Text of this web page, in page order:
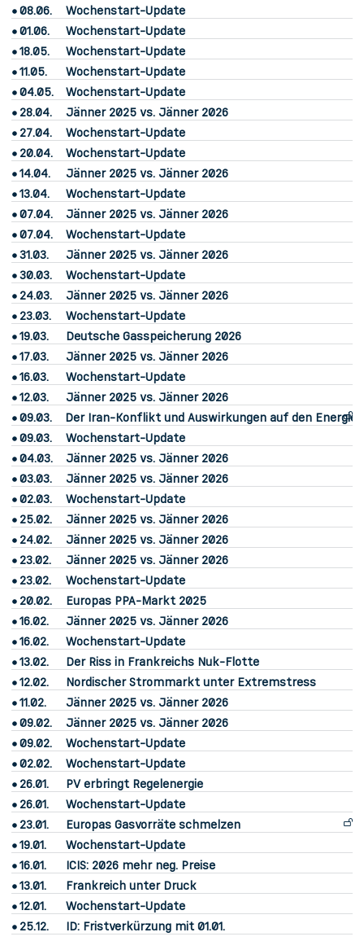
08.06.
Wochenstart-Update
01.06.
Wochenstart-Update
18.05.
Wochenstart-Update
11.05.
Wochenstart-Update
04.05.
Wochenstart-Update
28.04.
Jänner 2025 vs. Jänner 2026
27.04.
Wochenstart-Update
20.04.
Wochenstart-Update
14.04.
Jänner 2025 vs. Jänner 2026
13.04.
Wochenstart-Update
07.04.
Jänner 2025 vs. Jänner 2026
07.04.
Wochenstart-Update
31.03.
Jänner 2025 vs. Jänner 2026
30.03.
Wochenstart-Update
24.03.
Jänner 2025 vs. Jänner 2026
23.03.
Wochenstart-Update
19.03.
Deutsche Gasspeicherung 2026
17.03.
Jänner 2025 vs. Jänner 2026
16.03.
Wochenstart-Update
12.03.
Jänner 2025 vs. Jänner 2026
09.03.
Der Iran-Konflikt und Auswirkungen auf den
09.03.
Wochenstart-Update
04.03.
Jänner 2025 vs. Jänner 2026
03.03.
Jänner 2025 vs. Jänner 2026
02.03.
Wochenstart-Update
25.02.
Jänner 2025 vs. Jänner 2026
24.02.
Jänner 2025 vs. Jänner 2026
23.02.
Jänner 2025 vs. Jänner 2026
23.02.
Wochenstart-Update
20.02.
Europas PPA-Markt 2025
16.02.
Jänner 2025 vs. Jänner 2026
16.02.
Wochenstart-Update
13.02.
Der Riss in Frankreichs Nuk-Flotte
12.02.
Nordischer Strommarkt unter Extremstress
11.02.
Jänner 2025 vs. Jänner 2026
09.02.
Jänner 2025 vs. Jänner 2026
09.02.
Wochenstart-Update
02.02.
Wochenstart-Update
26.01.
PV erbringt Regelenergie
26.01.
Wochenstart-Update
23.01.
Europas Gasvorräte schmelzen
19.01.
Wochenstart-Update
16.01.
ICIS: 2026 mehr neg. Preise
13.01.
Frankreich unter Druck
12.01.
Wochenstart-Update
25.12.
ID: Fristverkürzung mit 01.01.